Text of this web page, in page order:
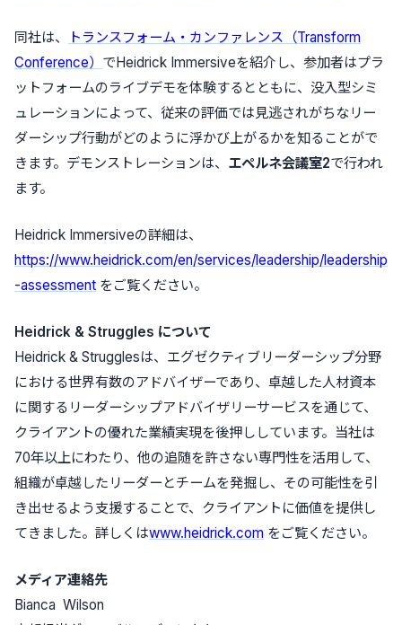
同社は、
トランスフォーム・カンファレンス（Transform
Conference） でHeidrick Immersiveを紹介し、参加者はプラ
ットフォームのライブデモを体験するとともに、没入型シミ
ュレーションによって、従来の評価では見逃されがちなリー
ダーシップ行動がどのように浮かび上がるかを知ることがで
きます。デモンストレーションは、 エペルネ会議室2で行われ
ます。
Heidrick Immersiveの詳細は、
https://www.heidrick.com/en/services/leadership/leadership
-assessment をご覧ください。
Heidrick & Struggles について
Heidrick & Strugglesは、エグゼクティブリーダーシップ分野
における世界有数のアドバイザーであり、卓越した人材資本
に関するリーダーシップアドバイザリーサービスを通じて、
クライアントの優れた業績実現を後押ししています。当社は
70年以上にわたり、他の追随を許さない専門性を活用して、
組織が卓越したリーダーとチームを発掘し、その可能性を引
き出せるよう支援することで、クライアントに価値を提供し
てきました。詳しくはwww.heidrick.com をご覧ください。
メディア連絡先
Bianca Wilson